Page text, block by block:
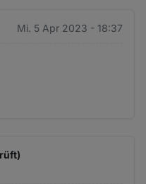
Mi. 5 Apr 2023 - 18:37